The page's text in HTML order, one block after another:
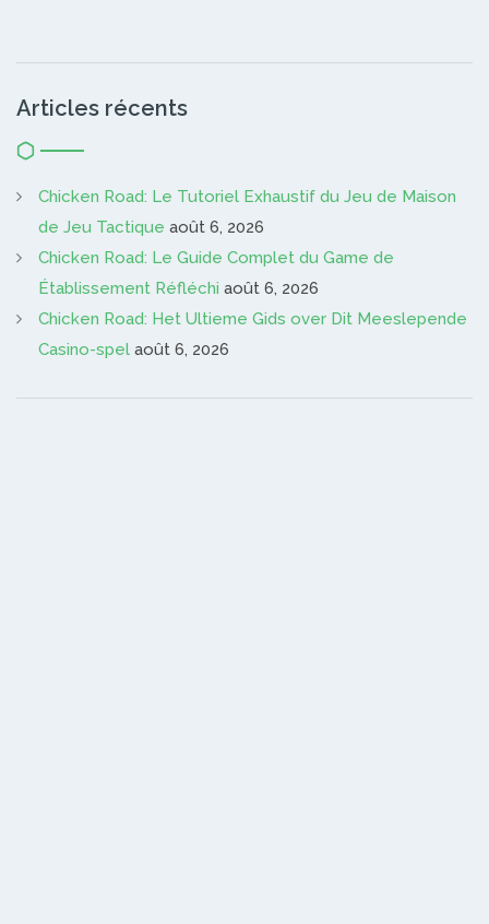
Articles récents
Chicken Road: Le Tutoriel Exhaustif du Jeu de Maison
de Jeu Tactique août 6, 2026
Chicken Road: Le Guide Complet du Game de
Établissement Réfléchi août 6, 2026
Chicken Road: Het Ultieme Gids over Dit Meeslepende
Casino-spel août 6, 2026